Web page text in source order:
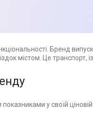
Бренд
містом. Це транспорт,
у своїй ціновій